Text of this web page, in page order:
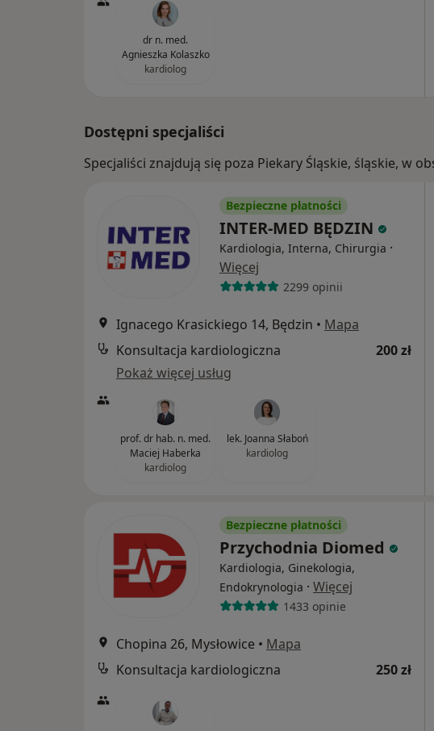
dr n. med.
Agnieszka Kolaszko
kardiolog
Dostępni specjaliści
Specjaliści znajdują się poza Piekary Śląskie, śląskie, w
Bezpieczne płatności
INTER-MED BĘDZIN
Kardiologia, Interna, Chirurgia ·
Więcej
2299 opinii
Ignacego Krasickiego 14, Będzin • Mapa
Konsultacja kardiologiczna
200 zł
Pokaż więcej usług
prof. dr hab. n. med.
Maciej Haberka
kardiolog
lek. Joanna Słaboń
kardiolog
Bezpieczne płatności
Przychodnia Diomed
Kardiologia, Ginekologia,
Endokrynologia · Więcej
1433 opinie
Chopina 26, Mysłowice • Mapa
Konsultacja kardiologiczna
250 zł